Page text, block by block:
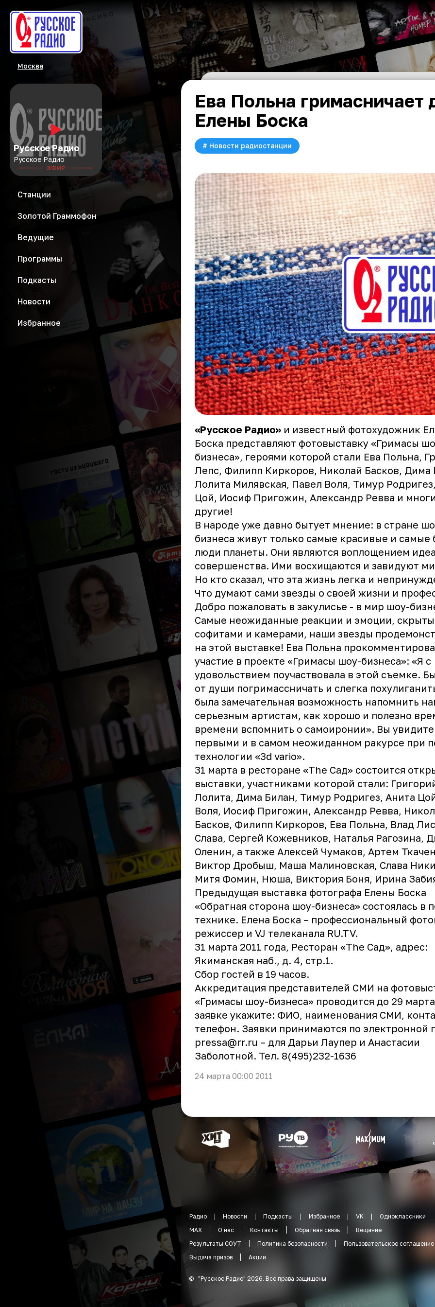
Москва
Русское Радио
Русское Радио
ЭФИР
Станции
Золотой Граммофон
Ведущие
Программы
Подкасты
Новости
Избранное
Ева Польна гримасничает
Елены Боска
# Новости радиостанции
«Русское Радио» и известный фотохудожник
Боска представляют фотовыставку «Гримасы
бизнеса», героями которой стали Ева Польна,
Лепс, Филипп Киркоров, Николай Басков, Дима
Лолита Милявская, Павел Воля, Тимур
Цой, Иосиф Пригожин, Александр Ревва и
другие!
В народе уже давно бытует мнение: в стране
бизнеса живут только самые красивые и самые
люди планеты. Они являются воплощением
совершенства. Ими восхищаются и завидуют
Но кто сказал, что эта жизнь легка и
Что думают сами звезды о своей жизни и
Добро пожаловать в закулисье - в мир шоу-
Самые неожиданные реакции и эмоции,
софитами и камерами, наши звезды
на этой выставке! Ева Польна
участие в проекте «Гримасы шоу-бизнеса»: «Я с
удовольствием поучаствовала в этой съемке.
от души погримассничать и слегка
была замечательная возможность напомнить
серьезным артистам, как хорошо и полезно
времени вспомнить о самоиронии». Вы увидите
первыми и в самом неожиданном ракурсе при
технологии «3d vario».
31 марта в ресторане «The Сад» состоится
выставки, участниками которой стали:
Лолита, Дима Билан, Тимур Родригез, Анита
Воля, Иосиф Пригожин, Александр Ревва,
Басков, Филипп Киркоров, Ева Польна, Влад
Слава, Сергей Кожевников, Наталья Рагозина,
Оленин, а также Алексей Чумаков, Артем
Виктор Дробыш, Маша Малиновская, Слава
Митя Фомин, Нюша, Виктория Боня, Ирина
Предыдущая выставка фотографа Елены Боска
«Обратная сторона шоу-бизнеса» состоялась в
технике. Елена Боска – профессиональный
режиссер и VJ телеканала RU.TV.
31 марта 2011 года, Ресторан «The Сад», адрес:
Якиманская наб., д. 4, стр.1.
Сбор гостей в 19 часов.
Аккредитация представителей СМИ на
«Гримасы шоу-бизнеса» проводится до 29
заявке укажите: ФИО, наименования СМИ,
телефон. Заявки принимаются по электронной
pressa@rr.ru – для Дарьи Лаупер и Анастасии
Заболотной. Тел. 8(495)232-1636
24 марта 00:00 2011
Радио Новости Подкасты Избранное VK
Одноклассники
MAX
О нас Контакты Обратная связь
Вещание
Результаты СОУТ
Политика безопасности
Пользовательское соглашение
Выдача призов
Акции
© "Русское Радио" 2026. Все права защищены